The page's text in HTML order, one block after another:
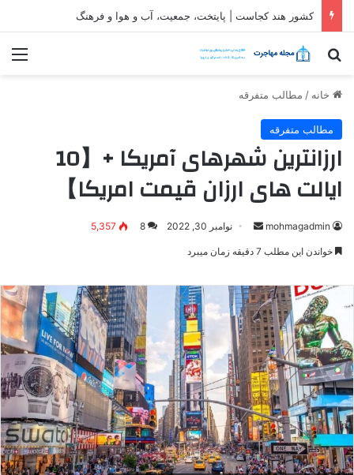
کشور هند کجاست | پایتخت، جمعیت، آب و هوا و فرهنگ
جستجو برای
خانه / مطالب متفرقه
مطالب متفرقه
ارزانترین شهرهای آمریکا +【10
ایالت های ارزان قیمت امریکا】
mohmagadmin
ارسالنوامبر 30, 2022 8
5,357
خواندن این مطلب 7 دقیقه زمان میبرد